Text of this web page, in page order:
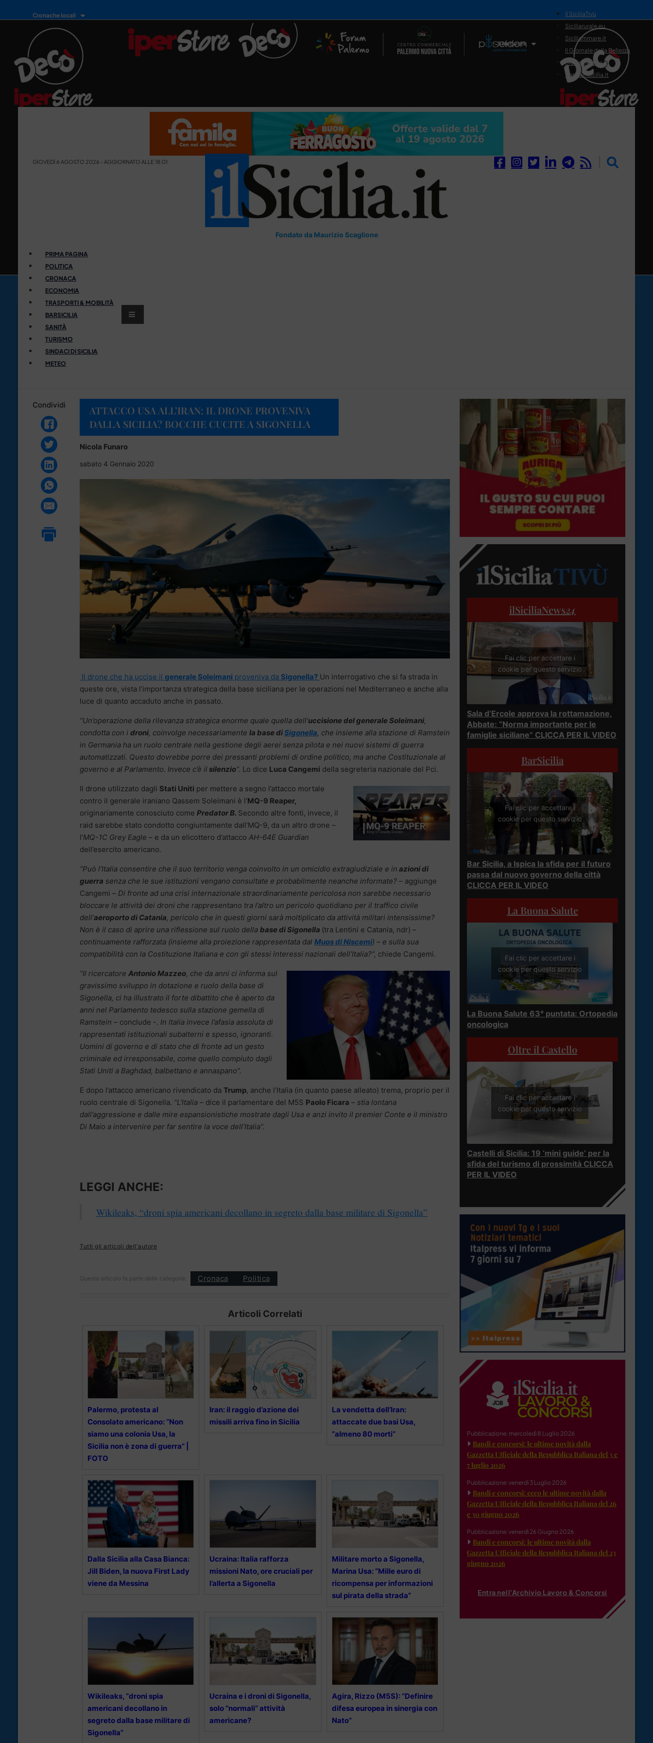
Cronache locali
Il Network
il SiciliaTivù
Siciliarurale.eu
Siciliammare.it
Il Giornale della Bellezza
Siciliamedica.it
Sanitainsicilia.it
GIOVEDÌ 6 AGOSTO 2026 - AGGIORNATO ALLE 18:01
Fondato da Maurizio Scaglione
PRIMA PAGINA
POLITICA
CRONACA
ECONOMIA
TRASPORTI & MOBILITÀ
BARSICILIA
SANITÀ
TURISMO
SINDACI DI SICILIA
METEO
Condividi
ATTACCO USA ALL’IRAN: IL DRONE PROVENIVA
DALLA SICILIA? BOCCHE CUCITE A SIGONELLA
Nicola Funaro
sabato 4 Gennaio 2020
Il drone che ha uccise il generale Soleimani proveniva da Sigonella? Un interrogativo che si fa strada in
queste ore, vista l’importanza strategica della base siciliana per le operazioni nel Mediterraneo e anche alla
luce di quanto accaduto anche in passato.
“Un’operazione della rilevanza strategica enorme quale quella dell’uccisione del generale Soleimani,
condotta con i droni, coinvolge necessariamente la base diSigonella, che insieme alla stazione di Ramstein
in Germania ha un ruolo centrale nella gestione degli aerei senza pilota e nei nuovi sistemi di guerra
automatizzati. Questo dovrebbe porre dei pressanti problemi di ordine politico, ma anche Costituzionale al
governo e al Parlamento. Invece c’è ilsilenzio“. Lo dice Luca Cangemi della segreteria nazionale del Pci.
Il drone utilizzato dagli Stati Uniti per mettere a segno l’attacco mortale
contro il generale iraniano Qassem Soleimani è l’MQ-9 Reaper,
originariamente conosciuto come Predator B. Secondo altre fonti, invece, il
raid sarebbe stato condotto congiuntamente dall’MQ-9, da un altro drone –
l’MQ-1C Grey Eagle – e da un elicottero d’attacco AH-64E Guardian
dell’esercito americano.
“Può l’Italia consentire che il suo territorio venga coinvolto in un omicidio extragiudiziale e in azioni di
guerra senza che le sue istituzioni vengano consultate e probabilmente neanche informate? – aggiunge
Cangemi – Di fronte ad una crisi internazionale straordinariamente pericolosa non sarebbe necessario
bloccare le attività dei droni che rappresentano tra l’altro un pericolo quotidiano per il traffico civile
dell’aeroporto di Catania, pericolo che in questi giorni sarà moltiplicato da attività militari intensissime?
Non è il caso di aprire una riflessione sul ruolo della base di Sigonella (tra Lentini e Catania, ndr) –
continuamente rafforzata (insieme alla proiezione rappresentata dal Muos di Niscemi) – e sulla sua
compatibilità con la Costituzione Italiana e con gli stessi interessi nazionali dell’Italia?”, chiede Cangemi.
“Il ricercatore Antonio Mazzeo, che da anni ci informa sul
gravissimo sviluppo in dotazione e ruolo della base di
Sigonella, ci ha illustrato il forte dibattito che è aperto da
anni nel Parlamento tedesco sulla stazione gemella di
Ramstein – conclude -. In Italia invece l’afasia assoluta di
rappresentati istituzionali subalterni e spesso, ignoranti.
Uomini di governo e di stato che di fronte ad un gesto
criminale ed irresponsabile, come quello compiuto dagli
Stati Uniti a Baghdad, balbettano e annaspano”.
E dopo l’attacco americano rivendicato da Trump, anche l’Italia (in quanto paese alleato) trema, proprio per il
ruolo centrale di Sigonella. “L’Italia – dice il parlamentare del M5S Paolo Ficara – stia lontana
dall’aggressione e dalle mire espansionistiche mostrate dagli Usa e anzi invito il premier Conte e il ministro
Di Maio a intervenire per far sentire la voce dell’Italia”.
LEGGI ANCHE:
Wikileaks, “droni spia americani decollano in segreto dalla base militare di Sigonella”
Tutti gli articoli dell'autore
Questo articolo fa parte delle categorie: Cronaca Politica
Articoli Correlati
Palermo, protesta al
Consolato americano: “Non
siamo una colonia Usa, la
Sicilia non è zona di guerra” |
FOTO
Iran: il raggio d’azione dei
missili arriva fino in Sicilia
La vendetta dell’Iran:
attaccate due basi Usa,
“almeno 80 morti”
Dalla Sicilia alla Casa Bianca:
Jill Biden, la nuova First Lady
viene da Messina
Ucraina: Italia rafforza
missioni Nato, ore cruciali per
l’allerta a Sigonella
Militare morto a Sigonella,
Marina Usa: “Mille euro di
ricompensa per informazioni
sul pirata della strada”
Wikileaks, “droni spia
americani decollano in
segreto dalla base militare di
Sigonella”
Ucraina e i droni di Sigonella,
solo “normali” attività
americane?
Agira, Rizzo (M5S): “Definire
difesa europea in sinergia con
Nato”
ilSiciliaNews24
Fai clic per accettare i
cookie per questo servizio
Sala d’Ercole approva la rottamazione,
Abbate: “Norma importante per le
famiglie siciliane” CLICCA PER IL VIDEO
BarSicilia
Fai clic per accettare i
cookie per questo servizio
Bar Sicilia, a Ispica la sfida per il futuro
passa dal nuovo governo della città
CLICCA PER IL VIDEO
La Buona Salute
Fai clic per accettare i
cookie per questo servizio
La Buona Salute 63° puntata: Ortopedia
oncologica
Oltre il Castello
Fai clic per accettare i
cookie per questo servizio
Castelli di Sicilia: 19 ‘mini guide’ per la
sfida del turismo di prossimità CLICCA
PER IL VIDEO
Pubblicazione: mercoledì 8 Luglio 2026
Bandi e concorsi: le ultime novità dalla
Gazzetta Ufficiale della Repubblica Italiana del 3 e
7 luglio 2026
Pubblicazione: venerdì 3 Luglio 2026
Bandi e concorsi: ecco le ultime novità dalla
Gazzetta Ufficiale della Repubblica Italiana del 26
e 30 giugno 2026
Pubblicazione: venerdì 26 Giugno 2026
Bandi e concorsi: le ultime novità dalla
Gazzetta Ufficiale della Repubblica Italiana del 23
giugno 2026
Entra nell'Archivio Lavoro & Concorsi